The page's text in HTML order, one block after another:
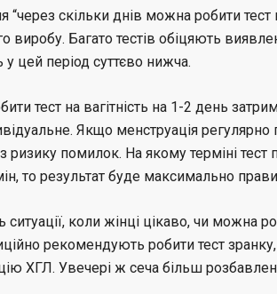
“через скільки днів можна робити тест
виробу. Багато тестів обіцяють
у цей період суттєво нижча.
тест на вагітність на 1-2 день
Якщо менструація регулярно
помилок. На якому терміні тест
то результат буде максимально
коли жінці цікаво, чи можна
рекомендують робити тест
ХГЛ. Увечері ж сеча більш